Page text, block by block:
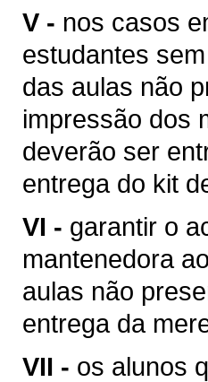
V - nos casos
estudantes
das aulas não
impressão dos
deverão ser
entrega do kit
VI - garantir o
mantenedora
aulas não
entrega da
VII - os alunos